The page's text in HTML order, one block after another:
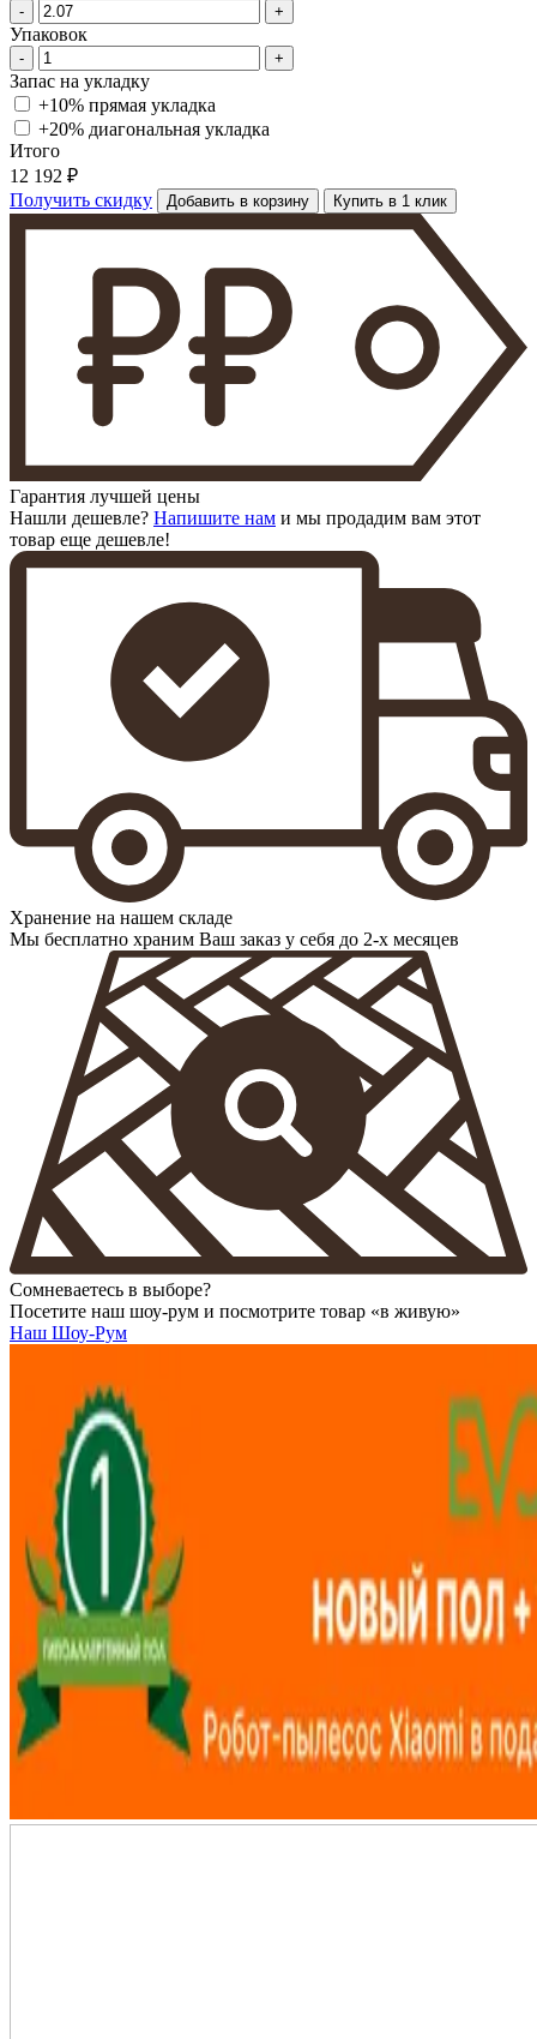
-
+
Упаковок
- +
Запас на укладку
+10% прямая укладка
+20% диагональная укладка
Итого
12 192 ₽
Получить скидку
Добавить в корзину Купить в 1 клик
Гарантия лучшей цены
Нашли дешевле? Напишите нам и мы продадим вам этот
товар еще дешевле!
Хранение на нашем складе
Мы бесплатно храним Ваш заказ у себя до 2-х месяцев
Сомневаетесь в выборе?
Посетите наш шоу-рум и посмотрите товар «в живую»
Наш Шоу-Рум